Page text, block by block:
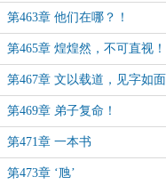
第463章 他们在哪？！
第465章 煌煌然，不可直视！
第467章 文以载道，见字如面
第469章 弟子复命！
第471章 一本书
第473章 ‘虺’